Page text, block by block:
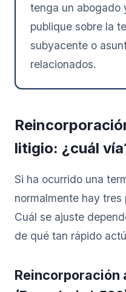
tenga un abogado
publique sobre la
subyacente o
relacionados.
litigio: ¿cuál
Si ha ocurrido una
normalmente hay tres
Cuál se ajuste
de qué tan rápido